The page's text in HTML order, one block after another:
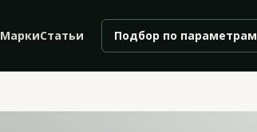
МаркиСтатьи Подбор по параметрам